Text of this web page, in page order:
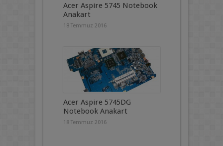
Acer Aspire 5745 Notebook
Anakart
18 Temmuz 2016
Acer Aspire 5745DG
Notebook Anakart
18 Temmuz 2016